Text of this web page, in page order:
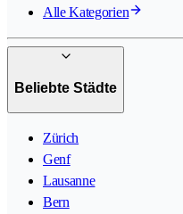
Alle Kategorien
Beliebte Städte
Zürich
Genf
Lausanne
Bern